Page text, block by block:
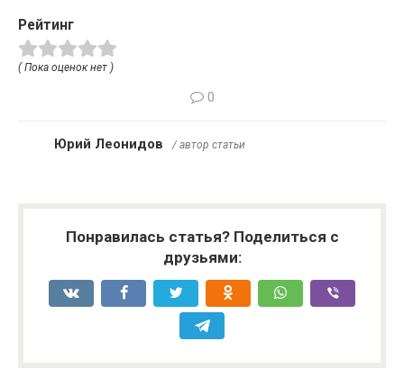
Рейтинг
( Пока оценок нет )
0
Юрий Леонидов / автор статьи
Понравилась статья? Поделиться с
друзьями: